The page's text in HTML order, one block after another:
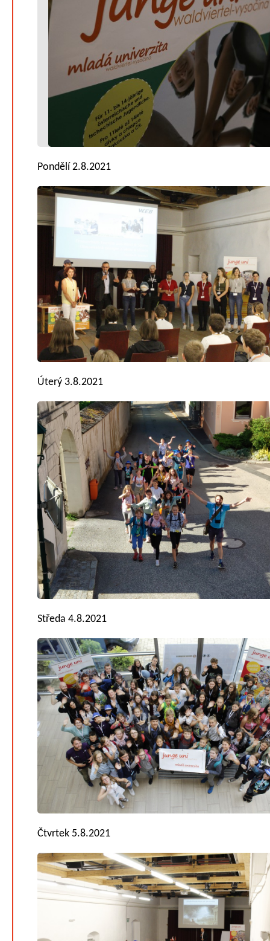
Pondělí 2.8.2021
Úterý 3.8.2021
Středa 4.8.2021
Čtvrtek 5.8.2021